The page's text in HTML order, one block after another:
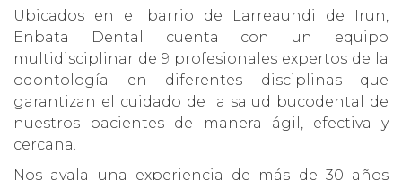
Ubicados en el barrio de Larreaundi de Irun,
Enbata Dental cuenta con un equipo
multidisciplinar de 9 profesionales expertos de la
odontología en diferentes disciplinas que
garantizan el cuidado de la salud bucodental de
nuestros pacientes de manera ágil, efectiva y
cercana.
Nos avala una experiencia de más de 30 años